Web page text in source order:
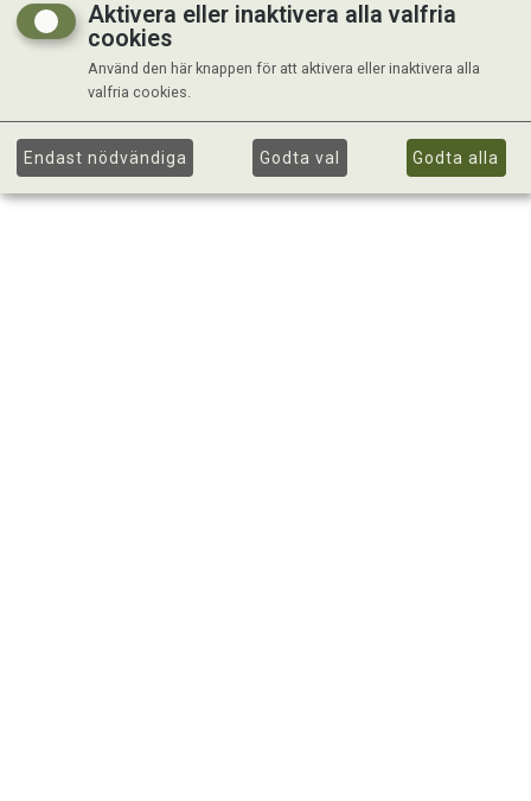
Aktivera eller inaktivera alla valfria
cookies
Använd den här knappen för att aktivera eller inaktivera alla
valfria cookies.
Endast nödvändiga Godta val Godta alla